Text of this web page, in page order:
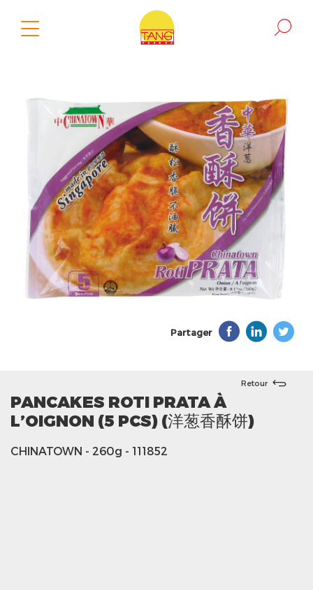
Partager
Retour
PANCAKES ROTI PRATA À
L’OIGNON (5 PCS) (洋葱香酥饼)
CHINATOWN - 260g - 111852